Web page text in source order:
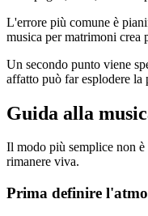
L'errore più comune è
musica per matrimoni crea
Un secondo punto viene
affatto può far esplodere la
Guida alla
Il modo più semplice non
rimanere viva.
Prima definire